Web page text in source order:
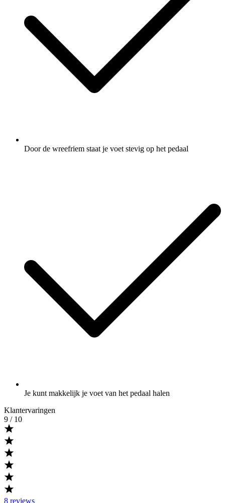
Door de wreefriem staat je voet stevig op het pedaal
Je kunt makkelijk je voet van het pedaal halen
Klantervaringen
9 / 10
8 reviews